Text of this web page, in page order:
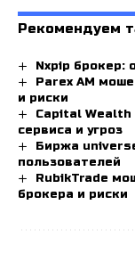
Рекомендуем
Nxpip брокер:
Parex AM
и риски
Capital
сервиса и угроз
Биржа
пользователей
RubikTrade
брокера и риски